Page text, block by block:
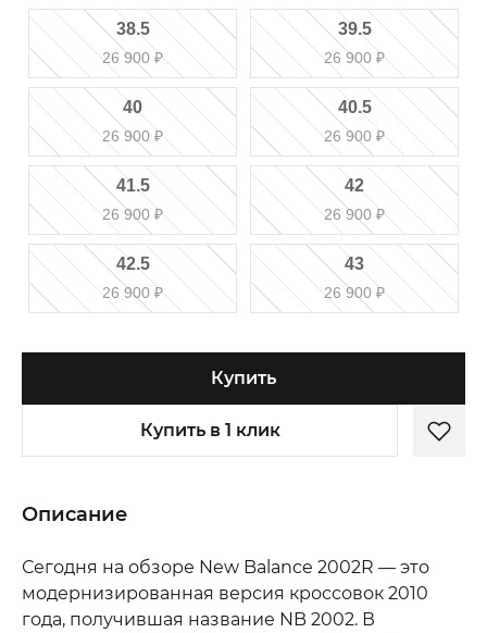
38.5
26 900 ₽
39.5
26 900 ₽
40
26 900 ₽
40.5
26 900 ₽
41.5
26 900 ₽
42
26 900 ₽
42.5
26 900 ₽
43
26 900 ₽
Купить
Купить в 1 клик
Описание
Сегодня на обзоре New Balance 2002R — это
модернизированная версия кроссовок 2010
года, получившая название NB 2002. В